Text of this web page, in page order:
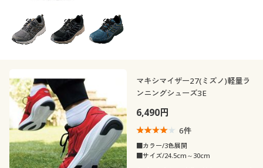
マキシマイザー27(ミズノ)軽量ラ
ンニングシューズ3E
6,490円
6件
■カラー/3色展開
■サイズ/24.5cm～30cm